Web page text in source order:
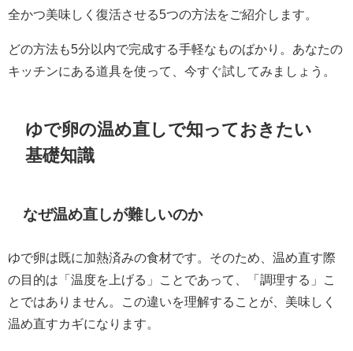
全かつ美味しく復活させる5つの方法をご紹介します。
どの方法も5分以内で完成する手軽なものばかり。あなたの
キッチンにある道具を使って、今すぐ試してみましょう。
ゆで卵の温め直しで知っておきたい
基礎知識
なぜ温め直しが難しいのか
ゆで卵は既に加熱済みの食材です。そのため、温め直す際
の目的は「温度を上げる」ことであって、「調理する」こ
とではありません。この違いを理解することが、美味しく
温め直すカギになります。